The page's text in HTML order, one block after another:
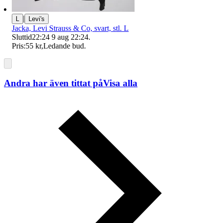
L | Levi's
Jacka, Levi Strauss & Co, svart, stl. L
Sluttid22:24 9 aug 22:24.
Pris:55 kr,Ledande bud.
Andra har även tittat påVisa alla